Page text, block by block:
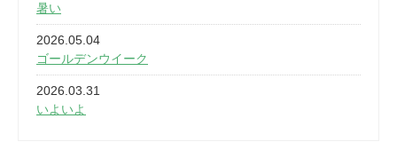
暑い
2026.05.04
ゴールデンウイーク
2026.03.31
いよいよ